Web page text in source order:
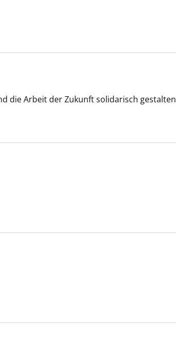
die Arbeit der Zukunft solidarisch gestalten